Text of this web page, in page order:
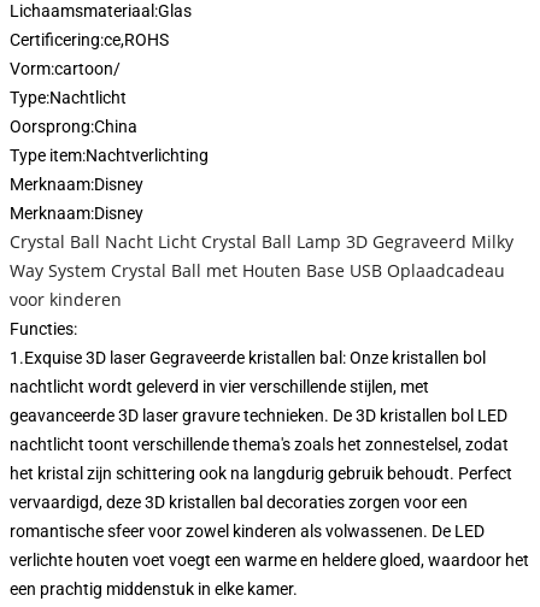
Lichaamsmateriaal:Glas
Certificering:ce,ROHS
Vorm:cartoon/
Type:Nachtlicht
Oorsprong:China
Type item:Nachtverlichting
Merknaam:Disney
Merknaam:Disney
Crystal Ball Nacht Licht Crystal Ball Lamp 3D Gegraveerd Milky
Way System Crystal Ball met Houten Base USB Oplaadcadeau
voor kinderen
Functies:
1.Exquise 3D laser Gegraveerde kristallen bal: Onze kristallen bol
nachtlicht wordt geleverd in vier verschillende stijlen, met
geavanceerde 3D laser gravure technieken. De 3D kristallen bol LED
nachtlicht toont verschillende thema's zoals het zonnestelsel, zodat
het kristal zijn schittering ook na langdurig gebruik behoudt. Perfect
vervaardigd, deze 3D kristallen bal decoraties zorgen voor een
romantische sfeer voor zowel kinderen als volwassenen. De LED
verlichte houten voet voegt een warme en heldere gloed, waardoor het
een prachtig middenstuk in elke kamer.